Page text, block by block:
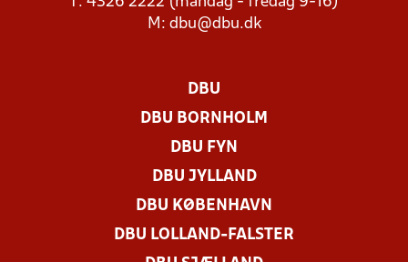
M: dbu@dbu.dk
DBU
DBU BORNHOLM
DBU FYN
DBU JYLLAND
DBU KØBENHAVN
DBU LOLLAND-FALSTER